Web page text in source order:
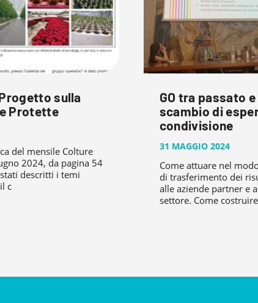
sulla
Protette
del mensile Colture
2024, da pagina 54
descritti i temi
c
GO tra passato
scambio di
condivisione
31 MAGGIO 2024
Come attuare nel
di trasferimento dei
alle aziende partner e
settore. Come